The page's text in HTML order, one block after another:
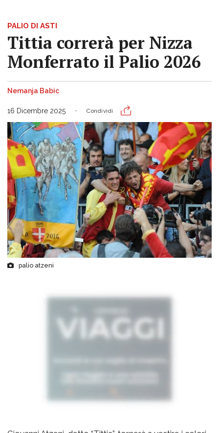
PALIO DI ASTI
Tittia correrà per Nizza
Monferrato il Palio 2026
Nemanja Babic
16 Dicembre 2025 Condividi
palio atzeni